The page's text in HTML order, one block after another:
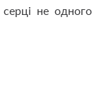
серці не одного